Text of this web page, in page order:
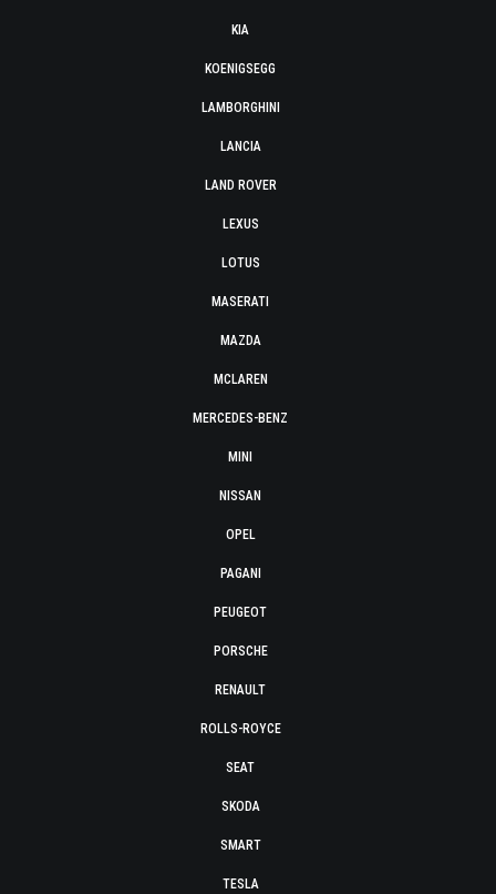
KIA
KOENIGSEGG
LAMBORGHINI
LANCIA
LAND ROVER
LEXUS
LOTUS
MASERATI
MAZDA
MCLAREN
MERCEDES-BENZ
MINI
NISSAN
OPEL
PAGANI
PEUGEOT
PORSCHE
RENAULT
ROLLS-ROYCE
SEAT
SKODA
SMART
TESLA